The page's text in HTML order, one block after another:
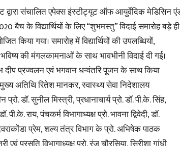
संचालित एपेक्स इंस्टीट्यूट ऑफ आयुर्वेदिक मेडिसिन
बैच के विद्यार्थियों के लिए “शुभमस्तु” विदाई समारोह बड़े
किया गया।समारोह में विद्यार्थियों की उपलब्धियों,
की मंगलकामनाओं के साथ भावभीनी विदाई दी गई।
दीप प्रज्वलन एवं भगवान धन्वंतरि पूजन के साथ किया
अतिथि रितेश मानकर, स्वास्थ्य सेवा निदेशालय
डॉ. सुनील मिस्त्री, प्रधानाचार्य प्रो. डॉ. पी.के. सिंह,
पी.के. राय, पंचकर्म विभागाध्यक्ष प्रो. भावना द्विवेदी, डॉ.
प्रेम, शल्य तंत्र विभाग के प्रो. अभिषेक पाठक